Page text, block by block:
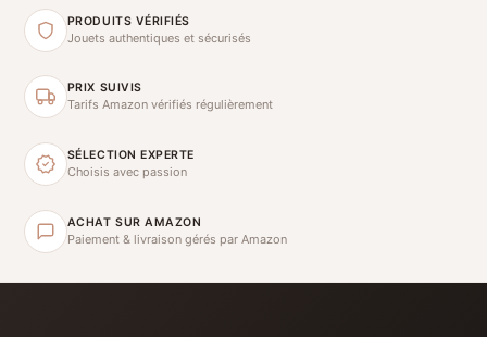
PRODUITS VÉRIFIÉS
Jouets authentiques et sécurisés
PRIX SUIVIS
Tarifs Amazon vérifiés régulièrement
SÉLECTION EXPERTE
Choisis avec passion
ACHAT SUR AMAZON
Paiement & livraison gérés par Amazon